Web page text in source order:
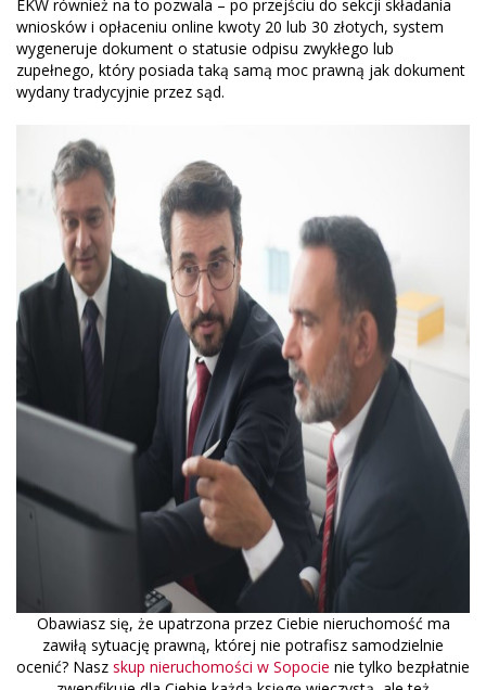
EKW również na to pozwala – po przejściu do sekcji składania
wniosków i opłaceniu online kwoty 20 lub 30 złotych, system
wygeneruje dokument o statusie odpisu zwykłego lub
zupełnego, który posiada taką samą moc prawną jak dokument
wydany tradycyjnie przez sąd.
Obawiasz się, że upatrzona przez Ciebie nieruchomość ma
zawiłą sytuację prawną, której nie potrafisz samodzielnie
ocenić? Nasz skup nieruchomości w Sopocie nie tylko bezpłatnie